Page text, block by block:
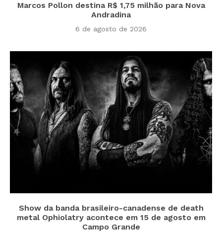
Marcos Pollon destina R$ 1,75 milhão para Nova
Andradina
6 de agosto de 2026
Show da banda brasileiro-canadense de death
metal Ophiolatry acontece em 15 de agosto em
Campo Grande